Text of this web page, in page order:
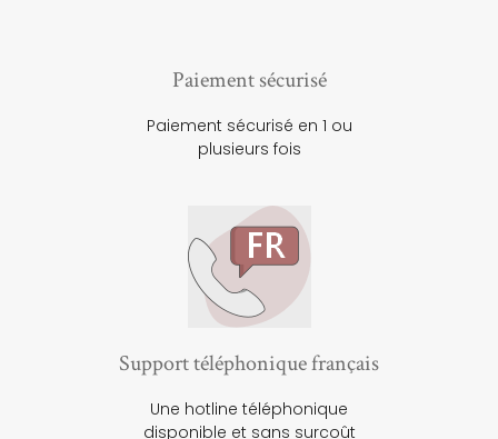
Paiement sécurisé
Paiement sécurisé en 1 ou
plusieurs fois
Support téléphonique français
Une hotline téléphonique
disponible et sans surcoût